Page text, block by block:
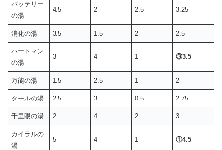
バッテリー
の湯
4.5 2 2.5 3.25
消化の湯 3.5 1.5 2 2.5
ハートマン
の湯
3 4 1 ③3.5
万能の湯 1.5 2.5 1 2
タールの湯 2.5 3 0.5 2.75
千里眼の湯 2 4 2 3
カイラルの
湯
5 4 1 ①4.5